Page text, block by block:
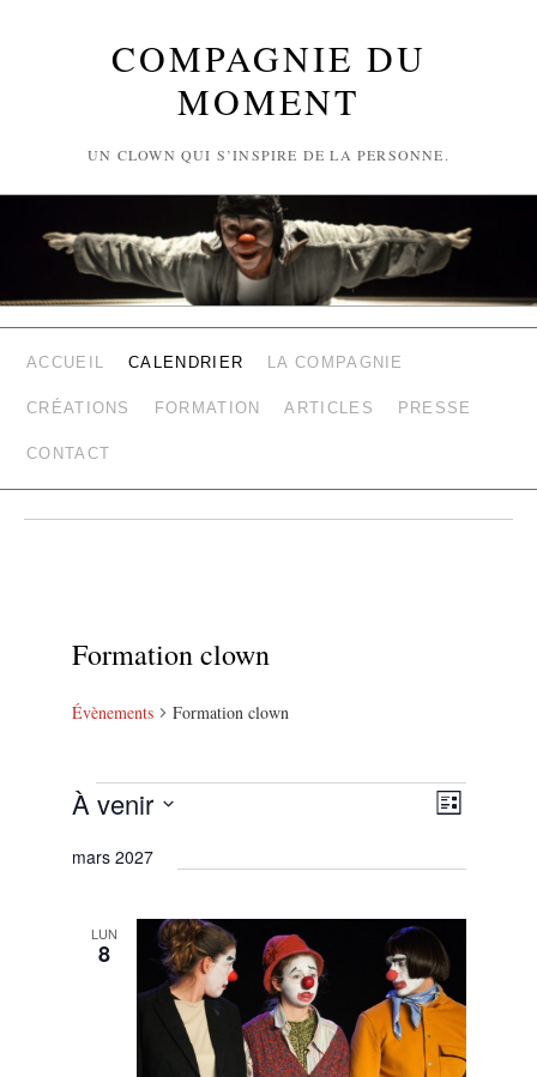
COMPAGNIE DU
MOMENT
UN CLOWN QUI S’INSPIRE DE LA PERSONNE.
ACCUEIL CALENDRIER LA COMPAGNIE
CRÉATIONS FORMATION ARTICLES PRESSE
CONTACT
Formation clown
Évènements Formation clown
Navigation
Navigation
Liste
À venir
UNE
mars 2027
LUN
8